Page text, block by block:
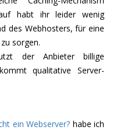
habt ihr leider wenig
des Webhosters, für eine
sorgen.
der Anbieter billige
qualitative Server-
ein Webserver? habe ich